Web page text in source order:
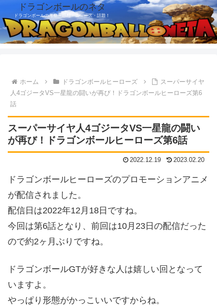
ドラゴンボールのネタ
ドラゴンボールの考察・感想・ニュース・話題！
ホーム ドラゴンボールヒーローズ
スーパーサイヤ
人4ゴジータVS一星龍の闘いが再び！ドラゴンボールヒーローズ第6
話
スーパーサイヤ人4ゴジータVS一星龍の闘い
が再び！ドラゴンボールヒーローズ第6話
2022.12.19 2023.02.20
ドラゴンボールヒーローズのプロモーションアニメ
が配信されました。
配信日は2022年12月18日ですね。
今回は第6話となり、前回は10月23日の配信だった
ので約2ヶ月ぶりですね。
ドラゴンボールGTが好きな人は嬉しい回となって
いますよ。
やっぱり形態がかっこいいですからね。